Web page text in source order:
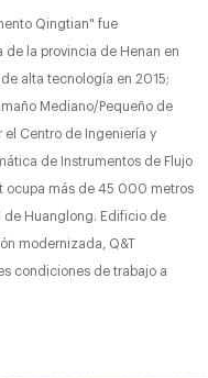
Qingtian" fue
la provincia de Henan en
alta tecnología en 2015;
Mediano/Pequeño de
el Centro de Ingeniería y
de Instrumentos de Flujo
ocupa más de 45 000 metros
de Huanglong. Edificio de
modernizada, Q&T
condiciones de trabajo a